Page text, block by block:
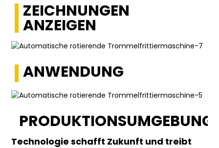
ZEICHNUNGEN
ANZEIGEN
ANWENDUNG
PRODUKTIONSUMGEBUNG
Technologie schafft Zukunft und treibt